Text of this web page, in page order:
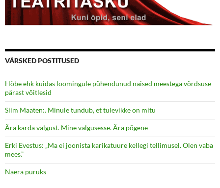
VÄRSKED POSTITUSED
Hõbe ehk kuidas loomingule pühendunud naised meestega võrdsuse
pärast võitlesid
Siim Maaten:. Minule tundub, et tulevikke on mitu
Ära karda valgust. Mine valgusesse. Ära põgene
Erki Evestus: „Ma ei joonista karikatuure kellegi tellimusel. Olen vaba
mees.”
Naera puruks